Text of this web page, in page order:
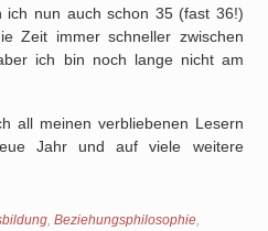
ich nun auch schon 35 (fast 36!)
Zeit immer schneller zwischen
ich bin noch lange nicht am
all meinen verbliebenen Lesern
Jahr und auf viele weitere
,Beziehungsphilosophie,